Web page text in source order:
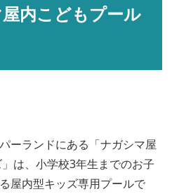
内こどもプール
ーランドにある「ナガシマ屋
は、小学校3年生までのお子
屋内型キッズ専用プールで